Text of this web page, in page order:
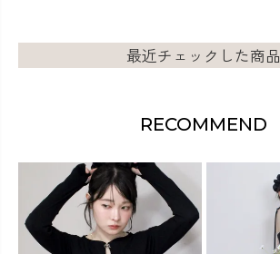
最近チェックした商品
RECOMMEND